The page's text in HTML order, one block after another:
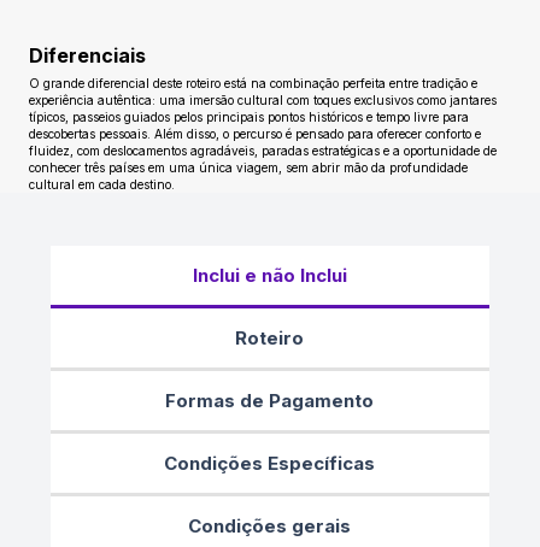
Diferenciais
O grande diferencial deste roteiro está na combinação perfeita entre tradição e
experiência autêntica: uma imersão cultural com toques exclusivos como jantares
típicos, passeios guiados pelos principais pontos históricos e tempo livre para
descobertas pessoais. Além disso, o percurso é pensado para oferecer conforto e
fluidez, com deslocamentos agradáveis, paradas estratégicas e a oportunidade de
conhecer três países em uma única viagem, sem abrir mão da profundidade
cultural em cada destino.
Inclui e não Inclui
Roteiro
Formas de Pagamento
Condições Específicas
Condições gerais